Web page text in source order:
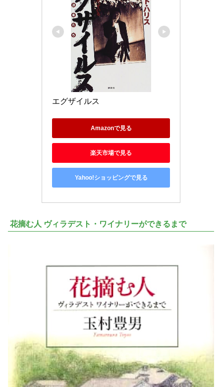
エグザイルス
Amazonで見る
楽天市場で見る
Yahoo!ショッピングで見る
花摘む人 ヴィラデスト・ワイナリーができるまで